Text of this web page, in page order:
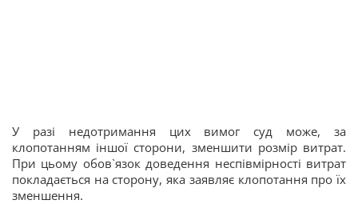
У разі недотримання цих вимог суд може, за
клопотанням іншої сторони, зменшити розмір витрат.
При цьому обов`язок доведення неспівмірності витрат
покладається на сторону, яка заявляє клопотання про їх
зменшення.